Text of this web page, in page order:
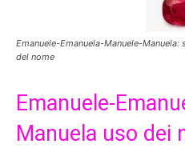
Emanuele-Emanuela-Manuele-
del nome
Emanuele-
Manuela uso dei